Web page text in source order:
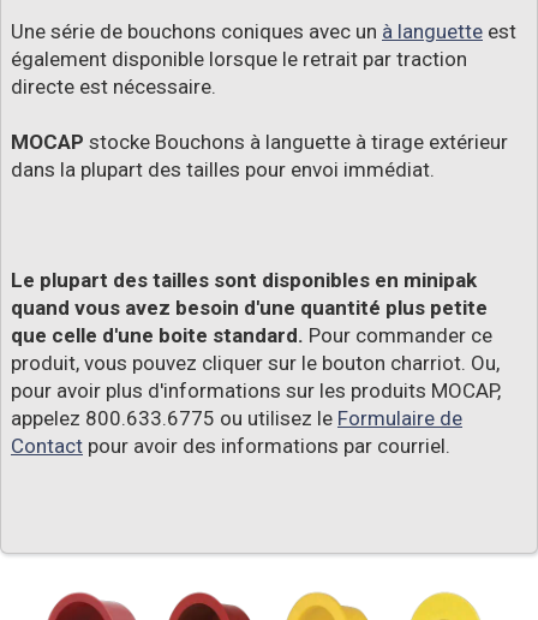
Une série de bouchons coniques avec un à languette est
également disponible lorsque le retrait par traction
directe est nécessaire.
MOCAP stocke Bouchons à languette à tirage extérieur
dans la plupart des tailles pour envoi immédiat.
Le plupart des tailles sont disponibles en minipak
quand vous avez besoin d'une quantité plus petite
que celle d'une boite standard. Pour commander ce
produit, vous pouvez cliquer sur le bouton charriot. Ou,
pour avoir plus d'informations sur les produits MOCAP,
appelez 800.633.6775 ou utilisez le Formulaire de
Contact pour avoir des informations par courriel.